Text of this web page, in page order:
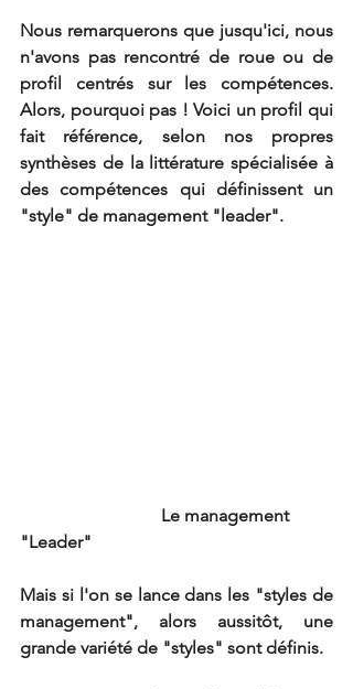
Nous remarquerons que jusqu'ici, nous
n'avons pas rencontré de roue ou de
profil centrés sur les compétences.
Alors, pourquoi pas ! Voici un profil qui
fait référence, selon nos propres
synthèses de la littérature spécialisée à
des compétences qui définissent un
"style" de management "leader".
"Leader"
Mais si l'on se lance dans les "styles de
management", alors aussitôt, une
grande variété de "styles" sont définis.